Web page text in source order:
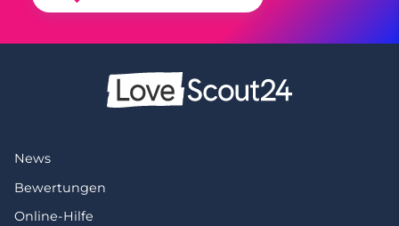
News
Bewertungen
Online-Hilfe